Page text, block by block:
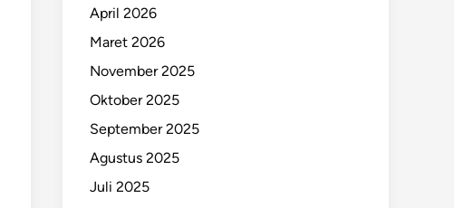
April 2026
Maret 2026
November 2025
Oktober 2025
September 2025
Agustus 2025
Juli 2025